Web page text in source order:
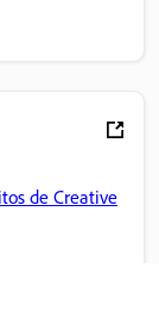
de Creative